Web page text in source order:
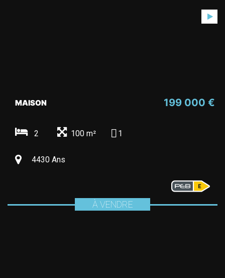
199 000 €
MAISON
2 100 m² 1
4430 Ans
À VENDRE